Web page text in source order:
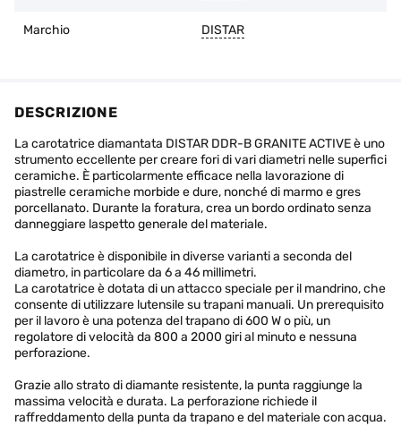
Marchio DISTAR
DESCRIZIONE
La carotatrice diamantata DISTAR DDR-B GRANITE ACTIVE è uno
strumento eccellente per creare fori di vari diametri nelle superfici
ceramiche. È particolarmente efficace nella lavorazione di
piastrelle ceramiche morbide e dure, nonché di marmo e gres
porcellanato. Durante la foratura, crea un bordo ordinato senza
danneggiare laspetto generale del materiale.
La carotatrice è disponibile in diverse varianti a seconda del
diametro, in particolare da 6 a 46 millimetri.
La carotatrice è dotata di un attacco speciale per il mandrino, che
consente di utilizzare lutensile su trapani manuali. Un prerequisito
per il lavoro è una potenza del trapano di 600 W o più, un
regolatore di velocità da 800 a 2000 giri al minuto e nessuna
perforazione.
Grazie allo strato di diamante resistente, la punta raggiunge la
massima velocità e durata. La perforazione richiede il
raffreddamento della punta da trapano e del materiale con acqua.